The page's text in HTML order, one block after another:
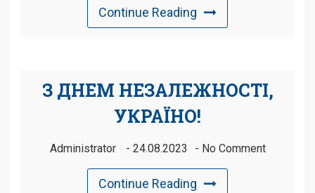
Continue Reading
З ДНЕМ НЕЗАЛЕЖНОСТІ,
УКРАЇНО!
Administrator 24.08.2023 No Comment
Continue Reading